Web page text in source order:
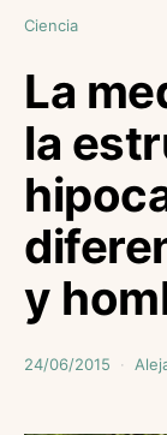
Ciencia
La
la
y
24/06/2015